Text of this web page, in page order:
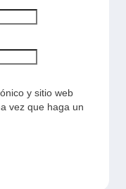
y sitio web
vez que haga un